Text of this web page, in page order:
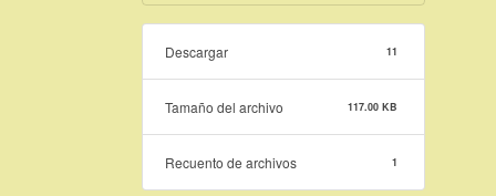
Descargar 11
Tamaño del archivo 117.00 KB
Recuento de archivos 1